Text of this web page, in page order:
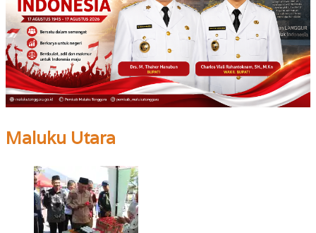
Maluku Utara